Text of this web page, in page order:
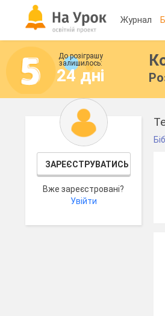
Журнал
До розіграшу
залишилось:
24 дні
ЗАРЕЄСТРУВАТИСЬ
Вже зареєстровані?
Увійти